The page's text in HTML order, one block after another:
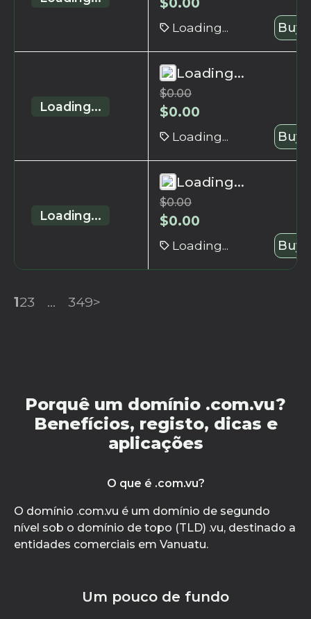
Loading... Buy
Loading...
Loading...
$0.00
$0.00
Loading... Buy
Loading...
Loading...
$0.00
$0.00
Loading... Buy
123 ... 349>
Porquê um domínio .com.vu?
Benefícios, registo, dicas e
aplicações
O que é .com.vu?
O domínio .com.vu é um domínio de segundo
nível sob o domínio de topo (TLD) .vu, destinado a
entidades comerciais em Vanuatu.
Um pouco de fundo